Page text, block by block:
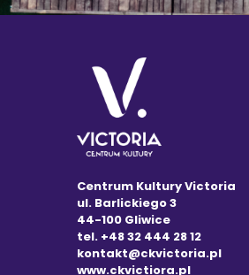
Centrum Kultury Victoria
ul. Barlickiego 3
44-100 Gliwice
tel. +48 32 444 28 12
kontakt@ckvictoria.pl
www.ckvictiora.pl